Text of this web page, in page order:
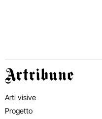
Artribune
Arti visive
Progetto